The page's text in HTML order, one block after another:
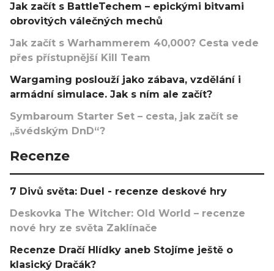
Jak začít s BattleTechem – epickými bitvami
obrovitých válečných mechů
Jak začít s Warhammerem 40,000? Cesta vede
přes přístupnější Kill Team
Wargaming poslouží jako zábava, vzdělání i
armádní simulace. Jak s ním ale začít?
Symbaroum Starter Set – cesta, jak začít se
„švédským DnD“?
Recenze
7 Divů světa: Duel - recenze deskové hry
Deskovka The Witcher: Old World – recenze
nové hry ze světa Zaklínače
Recenze Dračí Hlídky aneb Stojíme ještě o
klasický Dračák?